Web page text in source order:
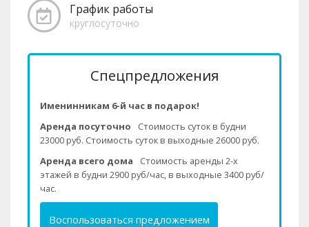
График работы
круглосуточно
Спецпредложения
Именинникам 6-й час в подарок!
Аренда посуточно
Стоимость суток в будни
23000 руб. Стоимость суток в выходные 26000 руб.
Аренда всего дома
Стоимость аренды 2-х
этажей в будни 2900 руб/час, в выходные 3400 руб/
час.
Воспользоваться предложением